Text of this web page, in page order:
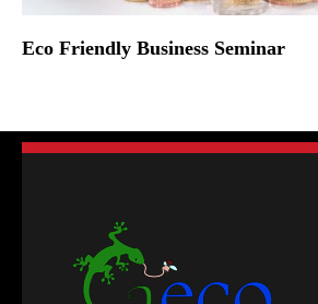
Eco Friendly Business Seminar